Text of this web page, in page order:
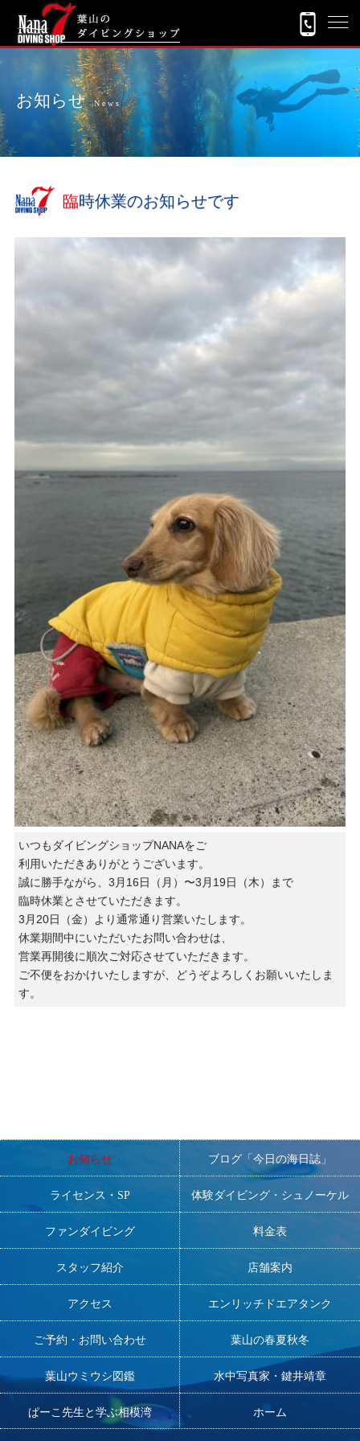
お知らせ News
臨時休業のお知らせです
いつもダイビングショップNANAをご
利用いただきありがとうございます。
誠に勝手ながら、3月16日（月）〜3月19日（木）まで
臨時休業とさせていただきます。
3月20日（金）より通常通り営業いたします。
休業期間中にいただいたお問い合わせは、
営業再開後に順次ご対応させていただきます。
ご不便をおかけいたしますが、どうぞよろしくお願いいたしま
す。
お知らせ ブログ「今日の海日誌」
ライセンス・SP 体験ダイビング・シュノーケル
ファンダイビング 料金表
スタッフ紹介 店舗案内
アクセス エンリッチドエアタンク
ご予約・お問い合わせ 葉山の春夏秋冬
葉山ウミウシ図鑑 水中写真家・鍵井靖章
ぱーこ先生と学ぶ相模湾 ホーム